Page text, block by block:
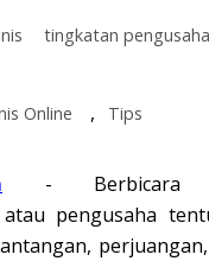
tingkatan pengusaha
Online , Tips
- Berbicara
pengusaha